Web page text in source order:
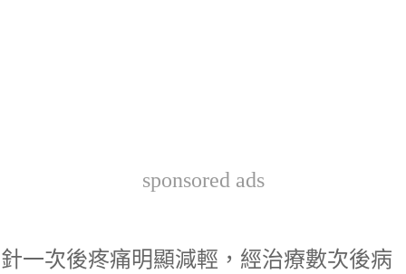
sponsored ads
針一次後疼痛明顯減輕，經治療數次後病